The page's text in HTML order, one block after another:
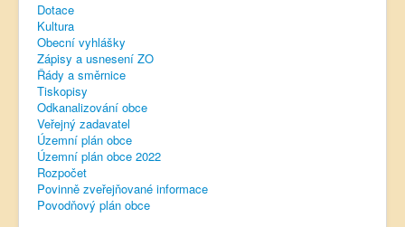
Dotace
Kultura
Obecní vyhlášky
Zápisy a usnesení ZO
Řády a směrnice
Tiskopisy
Odkanalizování obce
Veřejný zadavatel
Územní plán obce
Územní plán obce 2022
Rozpočet
Povinně zveřejňované informace
Povodňový plán obce